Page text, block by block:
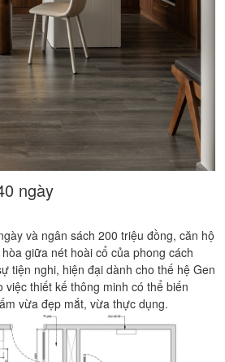
ngày
và ngân sách 200 triệu đồng, căn hộ
giữa nét hoài cổ của phong cách
tiện nghi, hiện đại dành cho thế hệ Gen
thiết kế thông minh có thể biến
vừa đẹp mắt, vừa thực dụng.